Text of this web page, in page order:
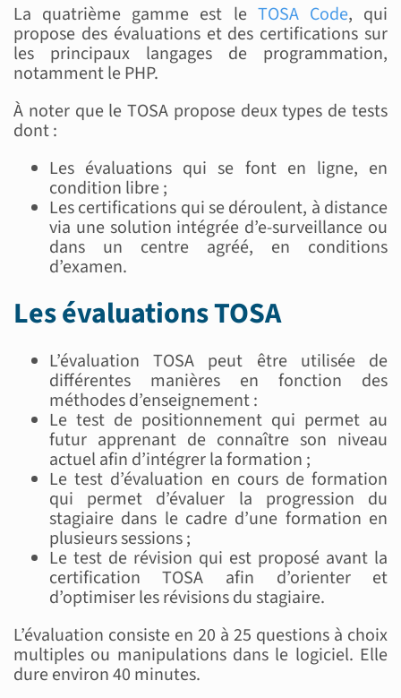
La quatrième gamme est le TOSA Code, qui
propose des évaluations et des certifications sur
les principaux langages de programmation,
notamment le PHP.
À noter que le TOSA propose deux types de tests
dont :
Les évaluations qui se font en ligne, en
condition libre ;
Les certifications qui se déroulent, à distance
via une solution intégrée d’e-surveillance ou
dans un centre agréé, en conditions
d’examen.
Les évaluations TOSA
L’évaluation TOSA peut être utilisée de
différentes manières en fonction des
méthodes d’enseignement :
Le test de positionnement qui permet au
futur apprenant de connaître son niveau
actuel afin d’intégrer la formation ;
Le test d’évaluation en cours de formation
qui permet d’évaluer la progression du
stagiaire dans le cadre d’une formation en
plusieurs sessions ;
Le test de révision qui est proposé avant la
certification TOSA afin d’orienter et
d’optimiser les révisions du stagiaire.
L’évaluation consiste en 20 à 25 questions à choix
multiples ou manipulations dans le logiciel. Elle
dure environ 40 minutes.